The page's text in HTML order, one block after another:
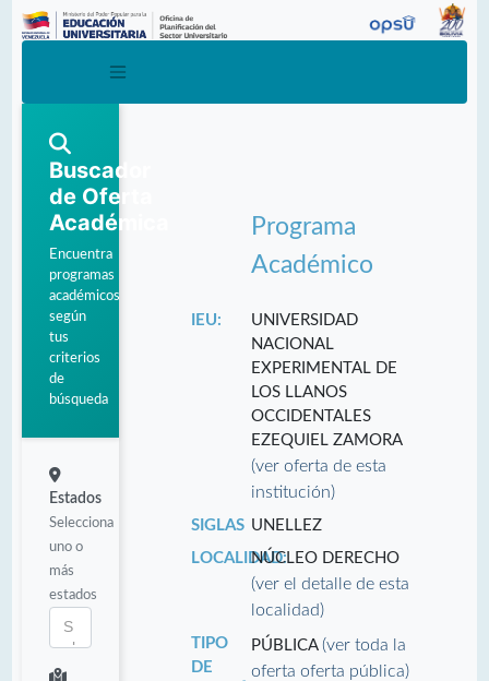
Buscador
de Oferta
Académica
Encuentra
programas
académicos
según
tus
criterios
de
búsqueda
Estados
Selecciona
uno o
más
estados
Programa
Académico
IEU:
UNIVERSIDAD
NACIONAL
EXPERIMENTAL DE
LOS LLANOS
OCCIDENTALES
EZEQUIEL ZAMORA
(ver oferta de esta
institución)
SIGLAS UNELLEZ
LOCALIDAD:NÚCLEO DERECHO
(ver el detalle de esta
localidad)
TIPO
DE
PÚBLICA(ver toda la
oferta oferta pública)